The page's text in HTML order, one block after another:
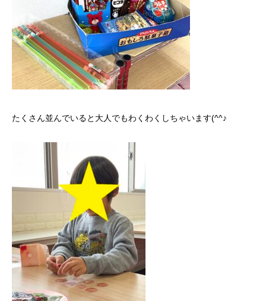
たくさん並んでいると大人でもわくわくしちゃいます(^^♪